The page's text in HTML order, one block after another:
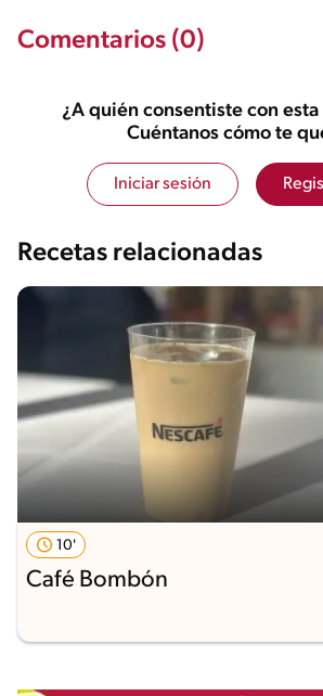
Comentarios (0)
¿A quién consentiste con
Cuéntanos cómo te
Iniciar sesión
Recetas relacionadas
10'
Café Bombón